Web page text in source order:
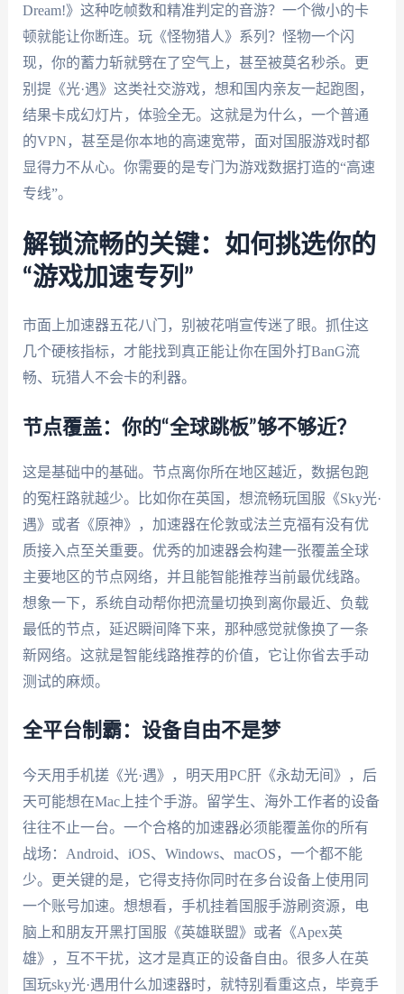
Dream!》这种吃帧数和精准判定的音游？一个微小的卡
顿就能让你断连。玩《怪物猎人》系列？怪物一个闪
现，你的蓄力斩就劈在了空气上，甚至被莫名秒杀。更
别提《光·遇》这类社交游戏，想和国内亲友一起跑图，
结果卡成幻灯片，体验全无。这就是为什么，一个普通
的VPN，甚至是你本地的高速宽带，面对国服游戏时都
显得力不从心。你需要的是专门为游戏数据打造的“高速
专线”。
解锁流畅的关键：如何挑选你的
“游戏加速专列”
市面上加速器五花八门，别被花哨宣传迷了眼。抓住这
几个硬核指标，才能找到真正能让你在国外打BanG流
畅、玩猎人不会卡的利器。
节点覆盖：你的“全球跳板”够不够近？
这是基础中的基础。节点离你所在地区越近，数据包跑
的冤枉路就越少。比如你在英国，想流畅玩国服《Sky光·
遇》或者《原神》，加速器在伦敦或法兰克福有没有优
质接入点至关重要。优秀的加速器会构建一张覆盖全球
主要地区的节点网络，并且能智能推荐当前最优线路。
想象一下，系统自动帮你把流量切换到离你最近、负载
最低的节点，延迟瞬间降下来，那种感觉就像换了一条
新网络。这就是智能线路推荐的价值，它让你省去手动
测试的麻烦。
全平台制霸：设备自由不是梦
今天用手机搓《光·遇》，明天用PC肝《永劫无间》，后
天可能想在Mac上挂个手游。留学生、海外工作者的设备
往往不止一台。一个合格的加速器必须能覆盖你的所有
战场：Android、iOS、Windows、macOS，一个都不能
少。更关键的是，它得支持你同时在多台设备上使用同
一个账号加速。想想看，手机挂着国服手游刷资源，电
脑上和朋友开黑打国服《英雄联盟》或者《Apex英
雄》，互不干扰，这才是真正的设备自由。很多人在英
国玩sky光·遇用什么加速器时，就特别看重这点，毕竟手